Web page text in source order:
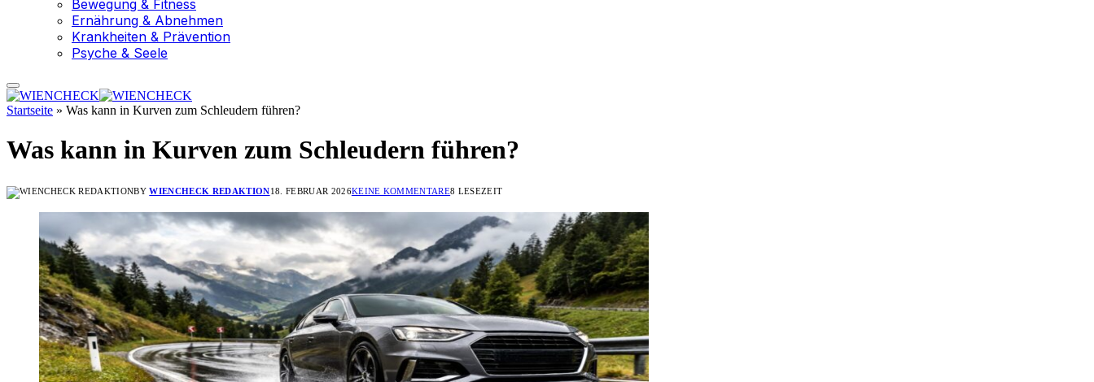
Bewegung & Fitness
Ernährung & Abnehmen
Krankheiten & Prävention
Psyche & Seele
Startseite » Was kann in Kurven zum Schleudern führen?
Was kann in Kurven zum Schleudern führen?
BY WIENCHECK REDAKTION18. FEBRUAR 2026KEINE KOMMENTARE8 LESEZEIT